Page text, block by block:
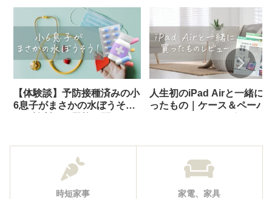
【体験談】予防接種済みの小
6息子がまさかの水ぼうそ
人生初のiPad Airと一緒に
ったもの｜ケース＆ペーパ
時短家事 家電、家具